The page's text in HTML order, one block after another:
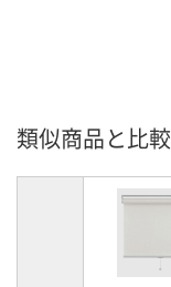
類似商品と比較